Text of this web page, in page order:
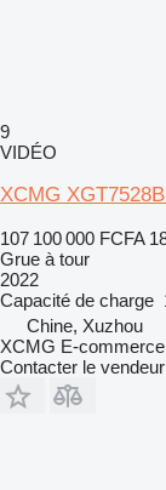
9
VIDÉO
XCMG
107 100 000 FCFA
Grue à tour
2022
Capacité de charge
Chine, Xuzhou
XCMG E-
Contacter le vendeur